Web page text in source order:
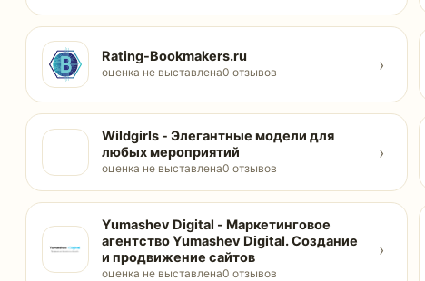
Rating-Bookmakers.ru
оценка не выставлена0 отзывов ›
Wildgirls - Элегантные модели для
любых мероприятий
оценка не выставлена0 отзывов
›
Yumashev Digital - Маркетинговое
агентство Yumashev Digital. Создание
и продвижение сайтов
оценка не выставлена0 отзывов
›